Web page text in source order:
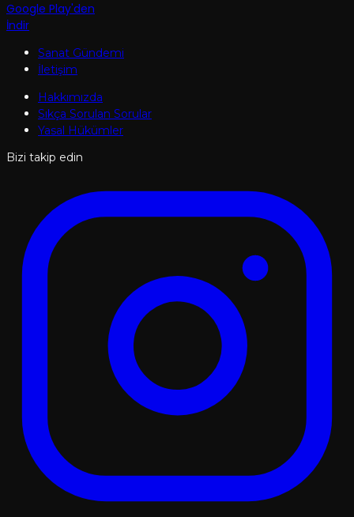
Google Play'den
İndir
Sanat Gündemi
İletişim
Hakkımızda
Sıkça Sorulan Sorular
Yasal Hükümler
Bizi takip edin